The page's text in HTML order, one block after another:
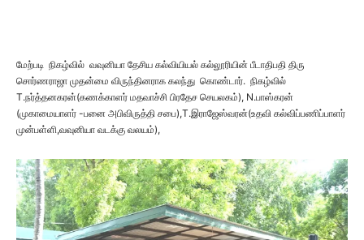
மேற்படி நிகழ்வில் வவுனியா தேசிய கல்வியியல் கல்லூரியின் பீடாதிபதி திரு
சொர்ணராஜா முதன்மை விருந்தினராக கலந்து கொண்டார். நிகழ்வில்
T.நர்த்தனகரன்(கணக்காளர் மதவாச்சி பிரதேச செயலகம்), N.பாஸ்கரன்
(முகாமையாளர் -பனை அபிவிருத்தி சபை),T.இராஜேஸ்வரன்(உதவி கல்விப்பணிப்பாளர்
முன்பள்ளி,வவுனியா வடக்கு வலயம்),